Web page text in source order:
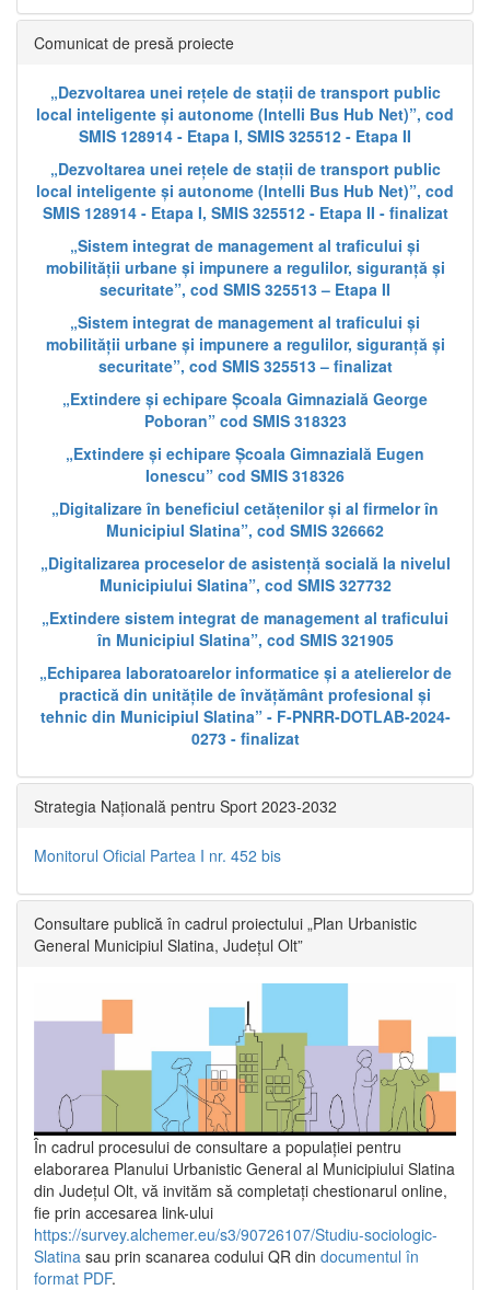
Comunicat de presă proiecte
„Dezvoltarea unei rețele de stații de transport public
local inteligente și autonome (Intelli Bus Hub Net)”, cod
SMIS 128914 - Etapa I, SMIS 325512 - Etapa II
„Dezvoltarea unei rețele de stații de transport public
local inteligente și autonome (Intelli Bus Hub Net)”, cod
SMIS 128914 - Etapa I, SMIS 325512 - Etapa II - finalizat
„Sistem integrat de management al traficului și
mobilității urbane și impunere a regulilor, siguranță și
securitate”, cod SMIS 325513 – Etapa II
„Sistem integrat de management al traficului și
mobilității urbane și impunere a regulilor, siguranță și
securitate”, cod SMIS 325513 – finalizat
„Extindere și echipare Școala Gimnazială George
Poboran” cod SMIS 318323
„Extindere și echipare Școala Gimnazială Eugen
Ionescu” cod SMIS 318326
„Digitalizare în beneficiul cetățenilor și al firmelor în
Municipiul Slatina”, cod SMIS 326662
„Digitalizarea proceselor de asistență socială la nivelul
Municipiului Slatina”, cod SMIS 327732
„Extindere sistem integrat de management al traficului
în Municipiul Slatina”, cod SMIS 321905
„Echiparea laboratoarelor informatice și a atelierelor de
practică din unitățile de învățământ profesional și
tehnic din Municipiul Slatina” - F-PNRR-DOTLAB-2024-
0273 - finalizat
Strategia Națională pentru Sport 2023-2032
Monitorul Oficial Partea I nr. 452 bis
Consultare publică în cadrul proiectului „Plan Urbanistic
General Municipiul Slatina, Județul Olt”
În cadrul procesului de consultare a populaţiei pentru
elaborarea Planului Urbanistic General al Municipiului Slatina
din Județul Olt, vă invităm să completați chestionarul online,
fie prin accesarea link-ului
https://survey.alchemer.eu/s3/90726107/Studiu-sociologic-
Slatina sau prin scanarea codului QR din documentul în
format PDF.